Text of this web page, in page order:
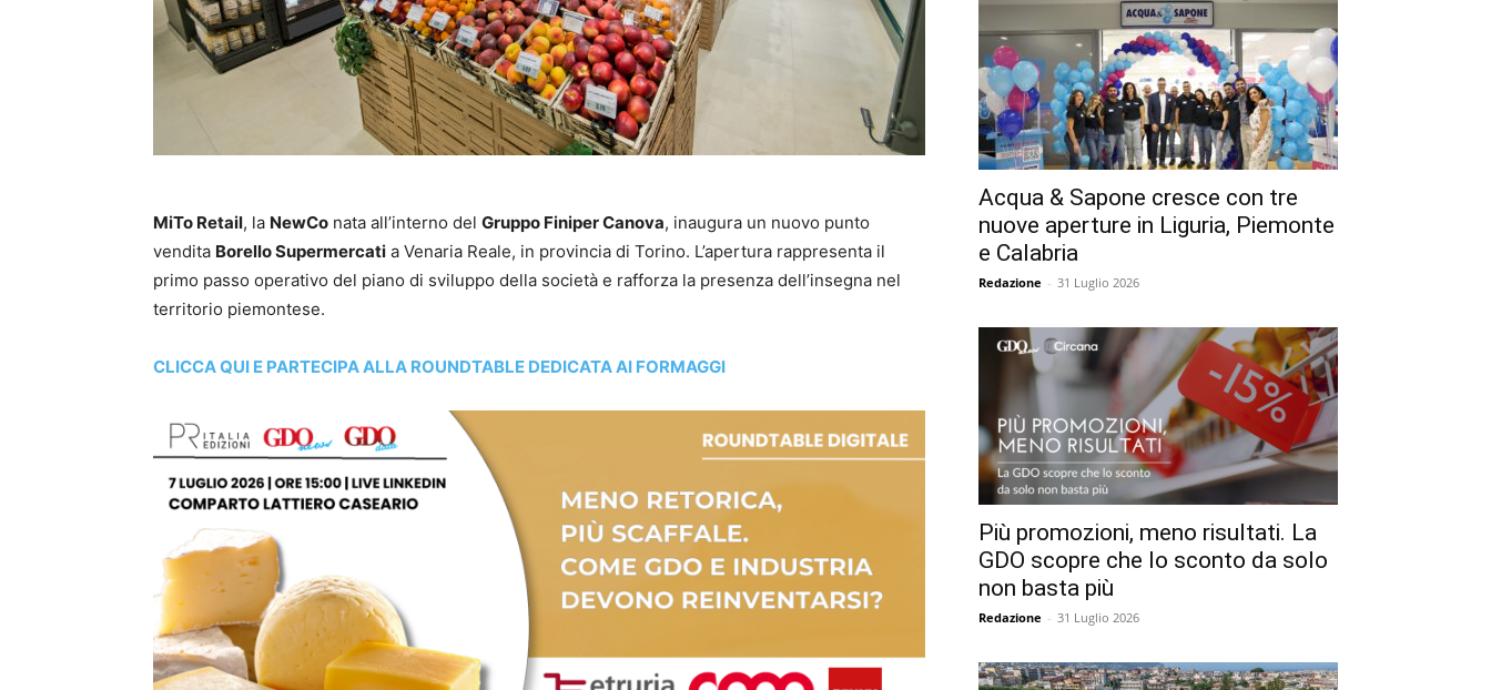
MiTo Retail, la NewCo nata all’interno del Gruppo Finiper Canova, inaugura un nuovo punto
vendita Borello Supermercati a Venaria Reale, in provincia di Torino. L’apertura rappresenta il
primo passo operativo del piano di sviluppo della società e rafforza la presenza dell’insegna nel
territorio piemontese.
CLICCA QUI E PARTECIPA ALLA ROUNDTABLE DEDICATA AI FORMAGGI
Acqua & Sapone cresce con tre
nuove aperture in Liguria, Piemonte
e Calabria
Redazione - 31 Luglio 2026
Più promozioni, meno risultati. La
GDO scopre che lo sconto da solo
non basta più
Redazione - 31 Luglio 2026